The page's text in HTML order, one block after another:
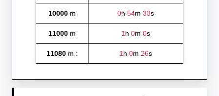
10000 m 0h 54m 33s
11000 m 1h 0m 0s
11080 m : 1h 0m 26s